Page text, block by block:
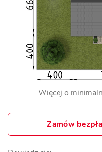
Więcej o
Zamów